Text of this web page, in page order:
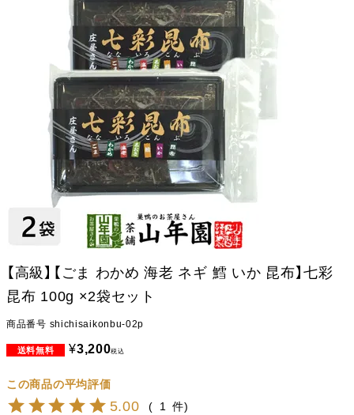
【高級】【ごま わかめ 海老 ネギ 鱈 いか 昆布】七彩
昆布 100g ×2袋セット
商品番号 shichisaikonbu-02p
¥3,200税込
5.00 1